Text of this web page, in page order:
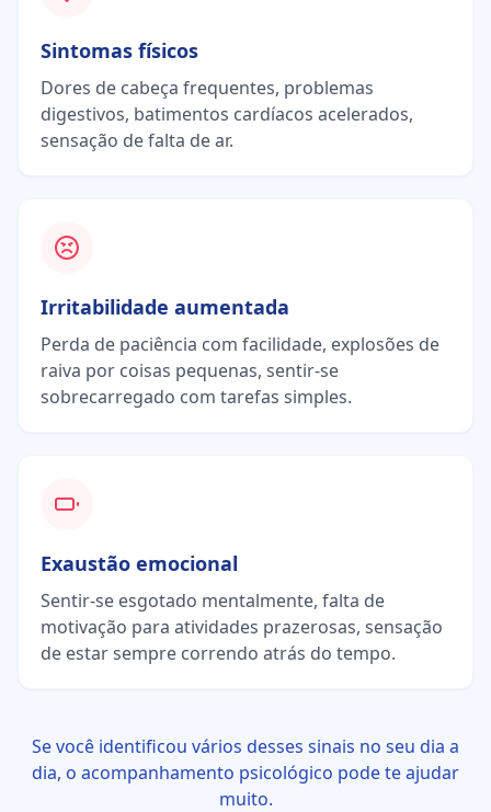
Sintomas físicos
Dores de cabeça frequentes, problemas
digestivos, batimentos cardíacos acelerados,
sensação de falta de ar.
Irritabilidade aumentada
Perda de paciência com facilidade, explosões de
raiva por coisas pequenas, sentir-se
sobrecarregado com tarefas simples.
Exaustão emocional
Sentir-se esgotado mentalmente, falta de
motivação para atividades prazerosas, sensação
de estar sempre correndo atrás do tempo.
Se você identificou vários desses sinais no seu dia a
dia, o acompanhamento psicológico pode te ajudar
muito.